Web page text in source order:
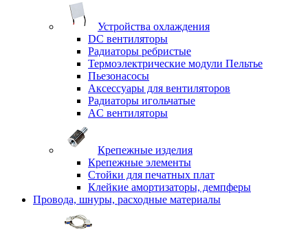
Устройства охлаждения
DC вентиляторы
Радиаторы ребристые
Термоэлектрические модули Пельтье
Пьезонасосы
Аксессуары для вентиляторов
Радиаторы игольчатые
AC вентиляторы
Крепежные изделия
Крепежные элементы
Стойки для печатных плат
Клейкие амортизаторы, демпферы
Провода, шнуры, расходные материалы